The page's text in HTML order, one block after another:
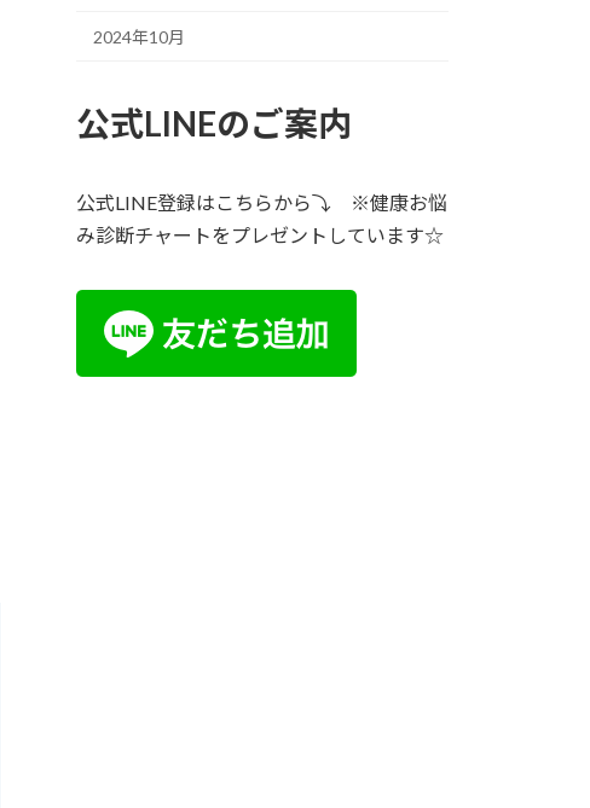
2024年10月
公式LINEのご案内
公式LINE登録はこちらから⤵ ※健康お悩
み診断チャートをプレゼントしています☆